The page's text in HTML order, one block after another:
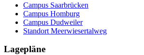
Campus Saarbrücken
Campus Homburg
Campus Dudweiler
Standort Meerwiesertalweg
Lagepläne